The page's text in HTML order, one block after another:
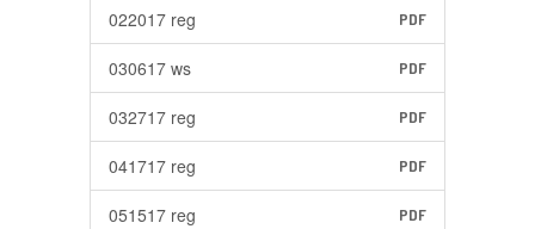
022017 reg PDF
030617 ws PDF
032717 reg PDF
041717 reg PDF
051517 reg PDF